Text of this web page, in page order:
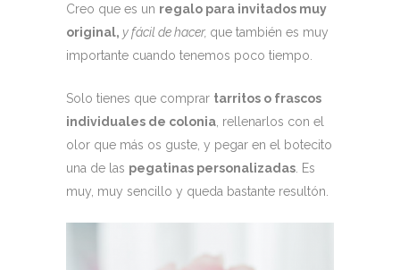
Creo que es un regalo para invitados muy
original, y fácil de hacer, que también es muy
importante cuando tenemos poco tiempo.
Solo tienes que comprar tarritos o frascos
individuales de colonia, rellenarlos con el
olor que más os guste, y pegar en el botecito
una de las pegatinas personalizadas. Es
muy, muy sencillo y queda bastante resultón.